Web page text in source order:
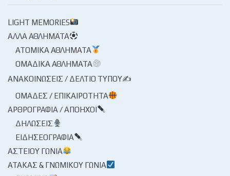
LIGHT MEMORIES
ΆΛΛΑ ΑΘΛΉΜΑΤΑ
ΑΤΟΜΙΚΆ ΑΘΛΉΜΑΤΑ
ΟΜΑΔΙΚΆ ΑΘΛΉΜΑΤΑ
ΑΝΑΚΟΙΝΏΣΕΙΣ / ΔΕΛΤΊΟ ΤΎΠΟΥ✍
ΟΜΆΔΕΣ / ΕΠΙΚΑΙΡΌΤΗΤΑ
ΑΡΘΡΟΓΡΑΦΊΑ / ΑΠΌΗΧΟΙ
ΔΗΛΏΣΕΙΣ
ΕΙΔΗΣΕΟΓΡΑΦΊΑ
ΑΣΤΕΊΟΥ ΓΩΝΊΑ
ΑΤΆΚΑΣ & ΓΝΩΜΙΚΟΎ ΓΩΝΊΑ